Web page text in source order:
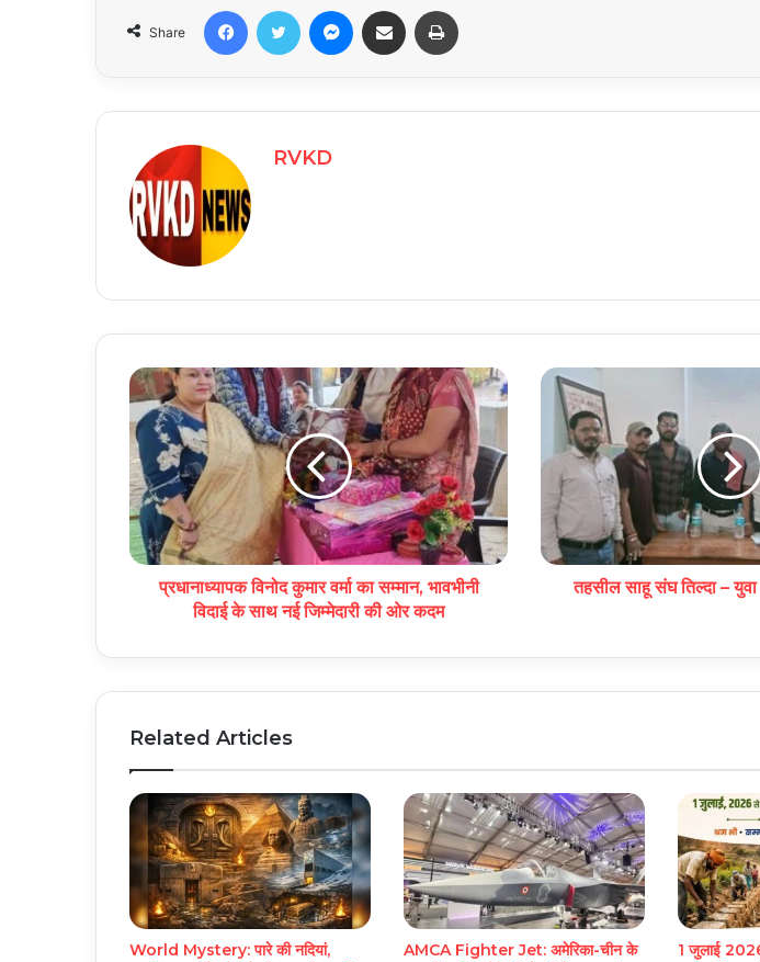
Share
FacebookTwitter Messenger
Share via Email
RVKD
प्रधानाध्यापक विनोद कुमार वर्मा का सम्मान, भावभीनी
विदाई के साथ नई जिम्मेदारी की ओर कदम
तहसील साहू संघ तिल्दा –
Related Articles
World Mystery: पारे की नदियां,
AMCA Fighter Jet: अमेरिका-चीन के
1 जुलाई 2026